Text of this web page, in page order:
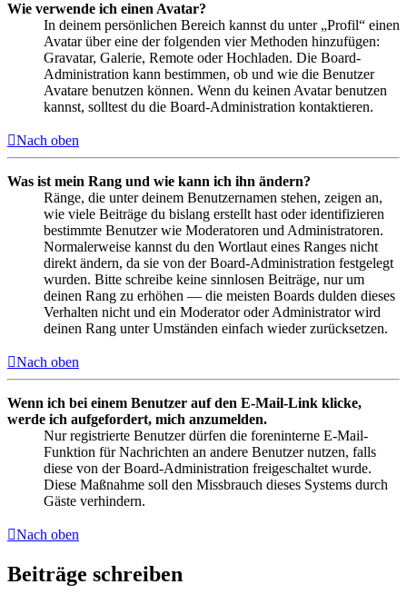
Wie verwende ich einen Avatar?
In deinem persönlichen Bereich kannst du unter „Profil“ einen
Avatar über eine der folgenden vier Methoden hinzufügen:
Gravatar, Galerie, Remote oder Hochladen. Die Board-
Administration kann bestimmen, ob und wie die Benutzer
Avatare benutzen können. Wenn du keinen Avatar benutzen
kannst, solltest du die Board-Administration kontaktieren.
Nach oben
Was ist mein Rang und wie kann ich ihn ändern?
Ränge, die unter deinem Benutzernamen stehen, zeigen an,
wie viele Beiträge du bislang erstellt hast oder identifizieren
bestimmte Benutzer wie Moderatoren und Administratoren.
Normalerweise kannst du den Wortlaut eines Ranges nicht
direkt ändern, da sie von der Board-Administration festgelegt
wurden. Bitte schreibe keine sinnlosen Beiträge, nur um
deinen Rang zu erhöhen — die meisten Boards dulden dieses
Verhalten nicht und ein Moderator oder Administrator wird
deinen Rang unter Umständen einfach wieder zurücksetzen.
Nach oben
Wenn ich bei einem Benutzer auf den E-Mail-Link klicke,
werde ich aufgefordert, mich anzumelden.
Nur registrierte Benutzer dürfen die foreninterne E-Mail-
Funktion für Nachrichten an andere Benutzer nutzen, falls
diese von der Board-Administration freigeschaltet wurde.
Diese Maßnahme soll den Missbrauch dieses Systems durch
Gäste verhindern.
Nach oben
Beiträge schreiben